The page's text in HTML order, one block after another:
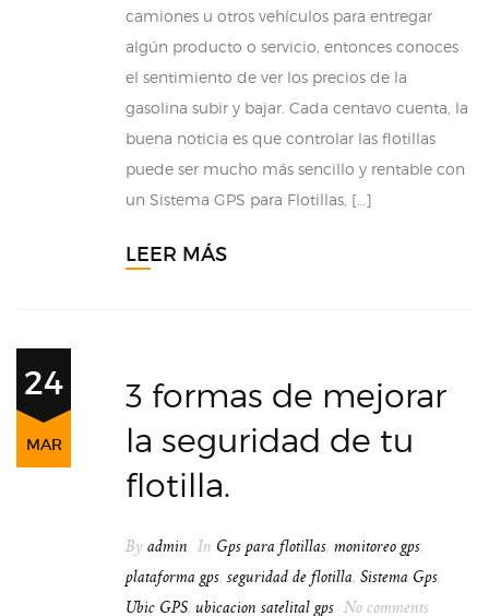
camiones u otros vehículos para entregar
algún producto o servicio, entonces conoces
el sentimiento de ver los precios de la
gasolina subir y bajar. Cada centavo cuenta, la
buena noticia es que controlar las flotillas
puede ser mucho más sencillo y rentable con
un Sistema GPS para Flotillas, […]
LEER MÁS
24
MAR
3 formas de mejorar
la seguridad de tu
flotilla.
By admin In Gps para flotillas, monitoreo gps,
plataforma gps, seguridad de flotilla, Sistema Gps,
Ubic GPS, ubicacion satelital gps No comments